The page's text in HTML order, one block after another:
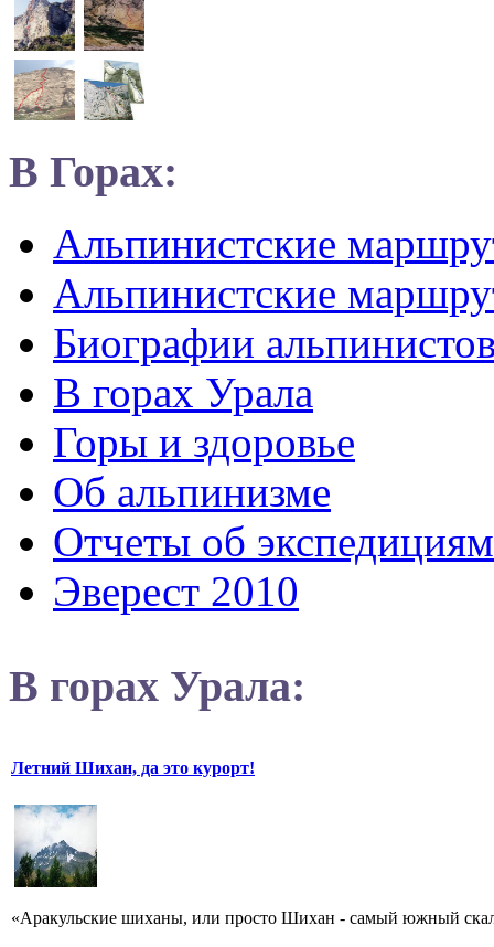
В Горах:
Альпинистские
Альпинистские
Биографии
В горах Урала
Горы и здоровье
Об альпинизме
Отчеты об экспедициям
Эверест 2010
В горах Урала:
Летний Шихан, да это курорт!
«Аракульские шиханы, или просто Шихан - самый южный